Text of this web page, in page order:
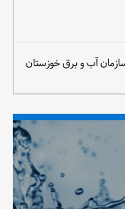
آب و برق خوزستان